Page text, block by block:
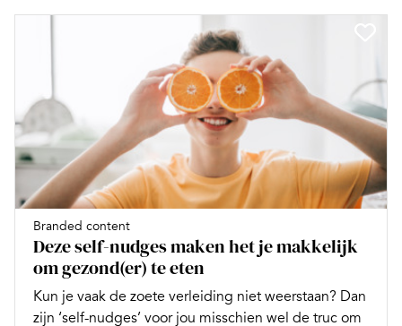
Branded content
Deze self-nudges maken het je makkelijk
om gezond(er) te eten
Kun je vaak de zoete verleiding niet weerstaan? Dan
zijn ‘self-nudges’ voor jou misschien wel de truc om